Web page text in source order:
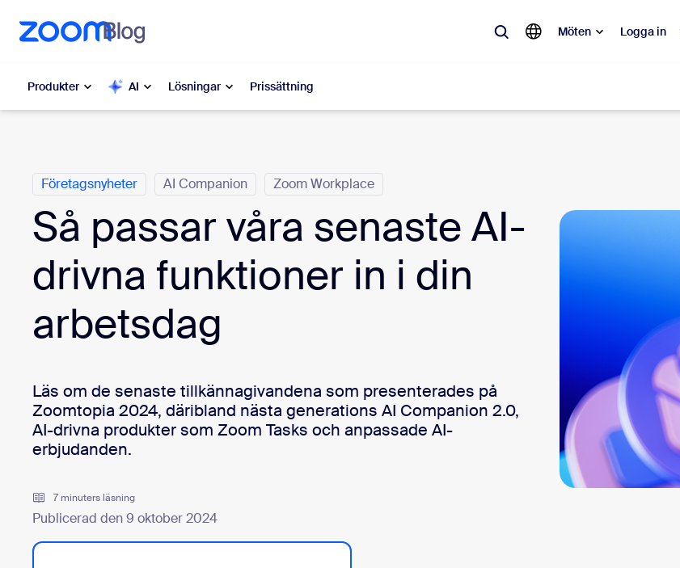
till huvudinnehåll
till hjälpchatt
Produkter AI Lösningar Prissättning
Möten Logga in
Zoom Workplace
Zoom-företagstjänster
Zoom CX
Zoom AI
Appar och integreringar
Nytt, populärt och omtalat – lösningarna som Zoom-kunder gillar just nu.
My Notes
ZoomMate
Kategorier
Företagsnyheter AI Companion Zoom Workplace
Så passar våra senaste AI-
drivna funktioner in i din
arbetsdag
Läs om de senaste tillkännagivandena som presenterades på
Zoomtopia 2024, däribland nästa generations AI Companion 2.0,
AI-drivna produkter som Zoom Tasks och anpassade AI-
erbjudanden.
7 minuters läsning
Publicerad den 9 oktober 2024